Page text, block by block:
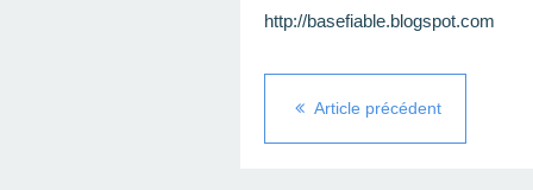
http://basefiable.blogspot.com
Article précédent